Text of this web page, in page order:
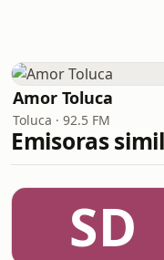
Amor Toluca
Toluca · 92.5 FM
Emisoras
SD